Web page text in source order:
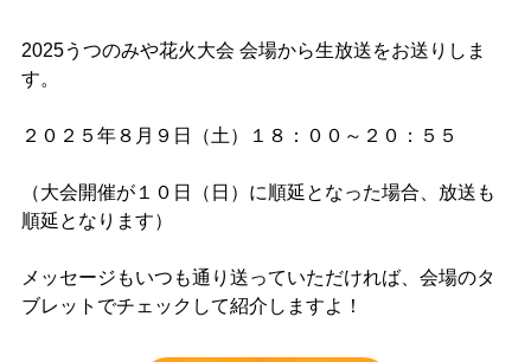
2025うつのみや花火大会 会場から生放送をお送りしま
す。
２０２５年８月９日（土）１８：００～２０：５５
（大会開催が１０日（日）に順延となった場合、放送も
順延となります）
メッセージもいつも通り送っていただければ、会場のタ
ブレットでチェックして紹介しますよ！